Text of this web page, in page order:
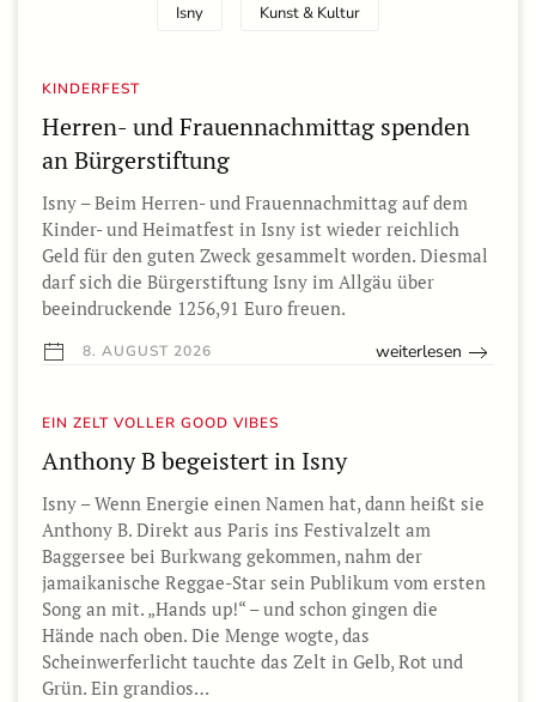
Isny Kunst & Kultur
KINDERFEST
Herren- und Frauennachmittag spenden
an Bürgerstiftung
Isny – Beim Herren- und Frauennachmittag auf dem
Kinder- und Heimatfest in Isny ist wieder reichlich
Geld für den guten Zweck gesammelt worden. Diesmal
darf sich die Bürgerstiftung Isny im Allgäu über
beeindruckende 1256,91 Euro freuen.
8. AUGUST 2026 weiterlesen
EIN ZELT VOLLER GOOD VIBES
Anthony B begeistert in Isny
Isny – Wenn Energie einen Namen hat, dann heißt sie
Anthony B. Direkt aus Paris ins Festivalzelt am
Baggersee bei Burkwang gekommen, nahm der
jamaikanische Reggae-Star sein Publikum vom ersten
Song an mit. „Hands up!“ – und schon gingen die
Hände nach oben. Die Menge wogte, das
Scheinwerferlicht tauchte das Zelt in Gelb, Rot und
Grün. Ein grandios…